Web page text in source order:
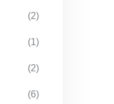
(2)
(1)
(2)
(6)